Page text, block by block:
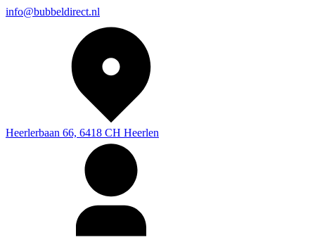
info@bubbeldirect.nl
Heerlerbaan 66, 6418 CH Heerlen